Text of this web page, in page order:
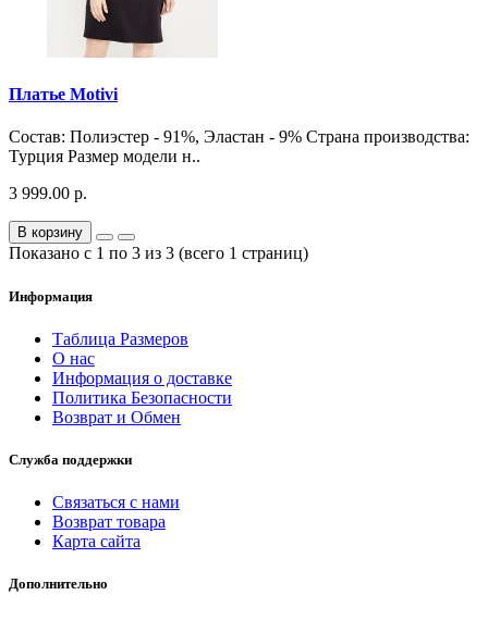
Платье Motivi
Состав: Полиэстер - 91%, Эластан - 9% Страна производства:
Турция Размер модели н..
3 999.00 р.
В корзину
Показано с 1 по 3 из 3 (всего 1 страниц)
Информация
Таблица Размеров
О нас
Информация о доставке
Политика Безопасности
Возврат и Обмен
Служба поддержки
Связаться с нами
Возврат товара
Карта сайта
Дополнительно